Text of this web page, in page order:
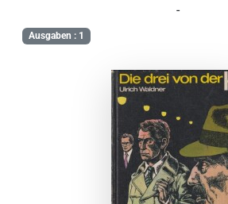
-
Ausgaben : 1